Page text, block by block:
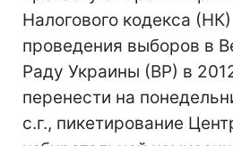
Налогового кодекса
проведения выборов в
Раду Украины (ВР) в
перенести на
с.г., пикетирование